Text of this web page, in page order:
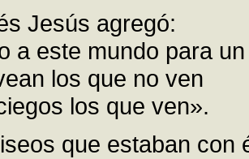
Jesús agregó:
a este mundo para
los que no ven
los que ven».
que estaban con